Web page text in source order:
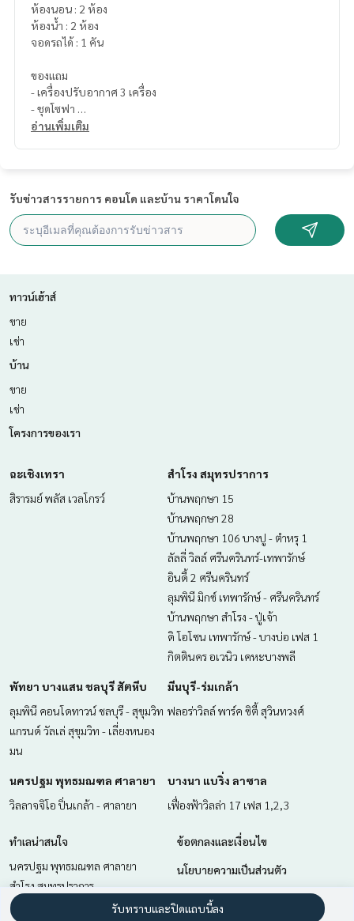
ห้องนอน : 2 ห้อง
ห้องน้ำ : 2 ห้อง
จอดรถได้ : 1 คัน
ของแถม
- เครื่องปรับอากาศ 3 เครื่อง
- ชุดโซฟา
- ชุดโต๊ะอาหาร
ราคา : 7,000,000 บาท
สนใจดูทรัพย์อื่นๆ เพิ่มเติม มากกว่า 3,000 รายการ
www.tb.co.th
The Best Property Agent CO,.LTD. ผู้นำด้านธุรกิจนายหน้า ตัวแ
ทนอสังหาริมทรัพย์ครบวงจร ด้วยความเป็นมืออาชีพ ใช้เทคโนโล
ยี และ นวัตกรรมที่สร้างสรรค์ เพื่อส่งมอบบริการที่ดีที่สุดเพื่อคุณ ใ
ห้บริการด้าน ซื้อ ขาย เช่า อสังหาริมทรัพย์
อ่านเพิ่มเติม
รับข่าวสารรายการ คอนโด และบ้าน ราคาโดนใจ
ทาวน์เฮ้าส์
ขาย
เช่า
บ้าน
ขาย
เช่า
โครงการของเรา
ฉะเชิงเทรา
สิรารมย์ พลัส เวลโกรว์
สำโรง สมุทรปราการ
บ้านพฤกษา 15
บ้านพฤกษา 28
บ้านพฤกษา 106 บางปู - ตำหรุ 1
ลัลลี่ วิลล์ ศรีนครินทร์-เทพารักษ์
อินดี้ 2 ศรีนครินทร์
ลุมพินี มิกซ์ เทพารักษ์ - ศรีนครินทร์
บ้านพฤกษา สำโรง - ปู่เจ้า
ดิ โอโซน เทพารักษ์ - บางบ่อ เฟส 1
กิตตินคร อเวนิว เคหะบางพลี
พัทยา บางแสน ชลบุรี สัตหีบ
ลุมพินี คอนโดทาวน์ ชลบุรี - สุขุมวิท
แกรนด์ วัลเล่ สุขุมวิท - เลี่ยงหนอง
มน
มีนบุรี-ร่มเกล้า
ฟลอร่าวิลล์ พาร์ค ซิตี้ สุวินทวงศ์
นครปฐม พุทธมณฑล ศาลายา
วิลลาจจิโอ ปิ่นเกล้า - ศาลายา
บางนา แบริ่ง ลาซาล
เฟื่องฟ้าวิลล่า 17 เฟส 1,2,3
ทำเลน่าสนใจ
นครปฐม พุทธมณฑล ศาลายา
สำโรง สมุทรปราการ
ฉะเชิงเทรา
ข้อตกลงและเงื่อนไข
นโยบายความเป็นส่วนตัว
เกี่ยวกับเรา
รับทราบและปิดแถบนี้ลง